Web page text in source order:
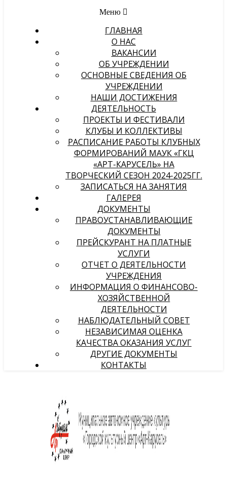
Меню
ГЛАВНАЯ
О НАС
ВАКАНСИИ
ОБ УЧРЕЖДЕНИИ
ОСНОВНЫЕ СВЕДЕНИЯ ОБ
УЧРЕЖДЕНИИ
НАШИ ДОСТИЖЕНИЯ
ДЕЯТЕЛЬНОСТЬ
ПРОЕКТЫ И ФЕСТИВАЛИ
КЛУБЫ И КОЛЛЕКТИВЫ
РАСПИСАНИЕ РАБОТЫ КЛУБНЫХ
ФОРМИРОВАНИЙ МАУК «ГКЦ
«АРТ-КАРУСЕЛЬ» НА
ТВОРЧЕСКИЙ СЕЗОН 2024-2025ГГ.
ЗАПИСАТЬСЯ НА ЗАНЯТИЯ
ГАЛЕРЕЯ
ДОКУМЕНТЫ
ПРАВОУСТАНАВЛИВАЮЩИЕ
ДОКУМЕНТЫ
ПРЕЙСКУРАНТ НА ПЛАТНЫЕ
УСЛУГИ
ОТЧЕТ О ДЕЯТЕЛЬНОСТИ
УЧРЕЖДЕНИЯ
ИНФОРМАЦИЯ О ФИНАНСОВО-
ХОЗЯЙСТВЕННОЙ
ДЕЯТЕЛЬНОСТИ
НАБЛЮДАТЕЛЬНЫЙ СОВЕТ
НЕЗАВИСИМАЯ ОЦЕНКА
КАЧЕСТВА ОКАЗАНИЯ УСЛУГ
ДРУГИЕ ДОКУМЕНТЫ
КОНТАКТЫ